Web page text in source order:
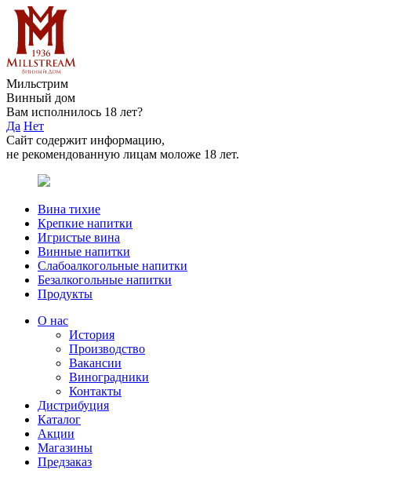
Мильстрим
Винный дом
Вам исполнилось 18 лет?
Да Нет
Сайт содержит информацию,
не рекомендованную лицам моложе 18 лет.
Вина тихие
Крепкие напитки
Игристые вина
Винные напитки
Слабоалкогольные напитки
Безалкогольные напитки
Продукты
О нас
История
Производство
Вакансии
Виноградники
Контакты
Дистрибуция
Каталог
Акции
Магазины
Предзаказ